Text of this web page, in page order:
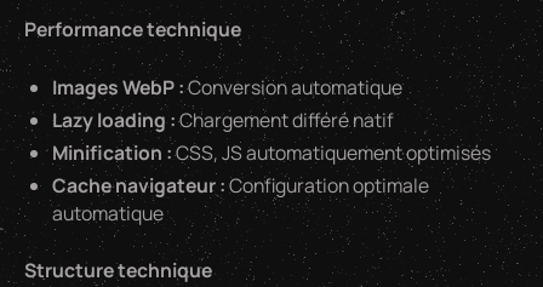
Performance technique
Images WebP :Conversion automatique
Lazy loading :Chargement différé natif
Minification :CSS, JS automatiquement optimisés
Cache navigateur :Configuration optimale
automatique
Structure technique